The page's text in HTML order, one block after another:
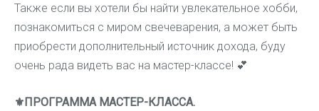
Также если вы хотели бы найти увлекательное хобби,
познакомиться с миром свечеварения, а может быть
приобрести дополнительный источник дохода, буду
очень рада видеть вас на мастер-классе! 💕
⚜️ ПРОГРАММА МАСТЕР-КЛАССА.